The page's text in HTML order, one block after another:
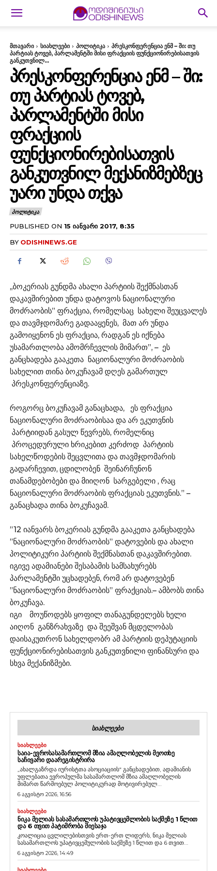
მთავარი სიახლეები პოლიტიკა
პრესკონფერენცია ენმ – ში: თუ
პარტიას ტოვებ, პარლამენტში მისი ფრაქციის ფუნქციონირებისათვის
განკუთვნილ...
ᲞᲠᲔᲡᲙᲝᲜᲤᲔᲠᲔᲜᲪᲘᲐ ᲔᲜᲛ – ᲨᲘ:
ᲗᲣ ᲞᲐᲠᲢᲘᲐᲡ ᲢᲝᲕᲔᲑ,
ᲞᲐᲠᲚᲐᲛᲔᲜᲢᲨᲘ ᲛᲘᲡᲘ
ᲤᲠᲐᲥᲪᲘᲘᲡ
ᲤᲣᲜᲥᲪᲘᲝᲜᲘᲠᲔᲑᲘᲡᲐᲗᲕᲘᲡ
ᲒᲐᲜᲙᲣᲗᲕᲜᲘᲚ ᲛᲔᲥᲐᲜᲘᲖᲛᲔᲑᲖᲔᲪ
ᲣᲐᲠᲘ ᲣᲜᲓᲐ ᲗᲥᲕᲐ
ᲞᲝᲚᲘᲢᲘᲙᲐ
PUBLISHED ON 15 ᲘᲐᲜᲕᲐᲠᲘ 2017, 8:35
BY ODISHINEWS.GE
,,ბოკერიას გუნდმა ახალი პარტიის შექმნასთან
დაკავშირებით უნდა დატოვოს ნაციონალური
მოძრაობის” ფრაქცია, რომელსაც სახელი შეუცვალეს
და თავმჯდომარე გადააყენეს, მათ არ უნდა
გამოიყენონ ეს ფრაქცია, რადგან ეს იქნება
უსამართლობა ამომრჩევლის მიმართ”, – ეს
განცხადება გააკეთა ნაციონალური მოძრაობის
სახელით თინა ბოკუჩავამ დღეს გამართულ
პრესკონფერენციაზე.
როგორც ბოკუჩავამ განაცხადა, ეს ფრაქცია
ნაციონალური მოძრაობისაა და არ ეკუთვნის
პარტიიდან გასულ წევრებს, რომელნიც
პროცედურული ხრიკებით კერძოდ პარტიის
სახელწოდების შეცვლითა და თავმჯდომარის
გადარჩევით, ცდილობენ შეინარჩუნონ
თანამდებობები და მიიღონ სარგებელი , რაც
ნაციონალური მოძრაობის ფრაქციას ეკუთვნის.” –
განაცხადა თინა ბოკუჩავამ.
”12 იანვარს ბოკერიას გუნდმა გააკეთა განცხადება
”ნაციონალური მოძრაობის” დატოვების და ახალი
პოლიტიკური პარტიის შექმნასთან დაკავშირებით.
იგივე ადამიანები შესაბამის სამსახურებს
პარლამენტში უცხადებენ, რომ არ დატოვებენ
”ნაციონალური მოძრაობის” ფრაქციას.– ამბობს თინა
ბოკუჩავა.
იგი მოუწოდებს ყოფილ თანაგუნდელებს ხელი
აიღონ განზრახვაზე და შეეშვან მცდელობას
დაისაკუთრონ სახელდობრ ამ პარტიის დეპუტაციის
ფუნქციონირებისათვის განკუთვნილი ფინანსური და
სხვა მექანიზმები.
ᲡᲘᲐᲮᲚᲔᲔᲑᲘ
ᲡᲘᲐᲮᲚᲔᲔᲑᲘ
ᲡᲐᲘᲐ-ᲔᲕᲠᲝᲡᲐᲡᲐᲛᲐᲠᲗᲚᲝᲛ ᲛᲖᲘᲐ ᲐᲛᲐᲦᲚᲝᲑᲔᲚᲘᲡ ᲛᲔᲝᲗᲮᲔ
ᲡᲐᲩᲘᲕᲐᲠᲘ ᲓᲐᲐᲠᲔᲒᲘᲡᲢᲠᲘᲠᲐ
„ახალგაზრდა იურისტთა ასოციაციის“ განცხადებით, ადამიანის
უფლებათა ევროპულმა სასამართლომ მზია ამაღლობელის
მიმართ წარმოებულ პოლიტიკურად მოტივირებულ...
6 აგვისტო 2026, 16:56
ᲡᲘᲐᲮᲚᲔᲔᲑᲘ
ᲜᲘᲙᲐ ᲛᲔᲚᲘᲐᲡ ᲡᲐᲡᲐᲛᲐᲠᲗᲚᲝᲡ ᲣᲞᲐᲢᲘᲕᲪᲔᲛᲚᲝᲑᲘᲡ ᲡᲐᲥᲛᲔᲖᲔ 1 ᲬᲚᲘᲗ
ᲓᲐ 6 ᲗᲕᲘᲗ ᲞᲐᲢᲘᲛᲠᲝᲑᲐ ᲛᲘᲔᲡᲐᲯᲐ
კოალიცია ცვლილებისთვის ერთ-ერთ ლიდერს, ნიკა მელიას
სასამართლოს უპატივცემულობის საქმეზე 1 წლით და 6 თვით...
6 აგვისტო 2026, 14:49